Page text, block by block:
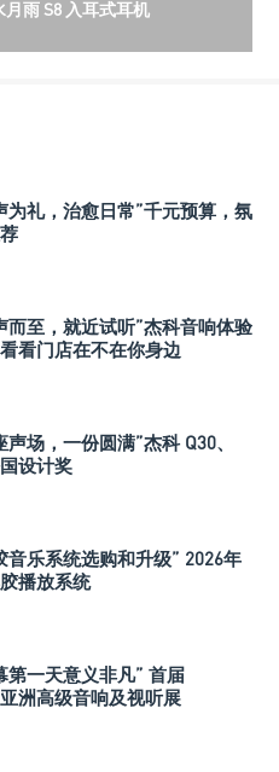
雨 S8 入耳式耳机
为礼，治愈日常”千元预算，氛
而至，就近试听”杰科音响体验
看门店在不在你身边
场，一份圆满”杰科 Q30、
设计奖
音乐系统选购和升级” 2026年
播放系统
第一天意义非凡” 首届
洲高级音响及视听展